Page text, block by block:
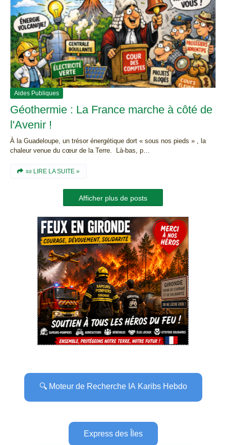
Aides Publiques
Géothermie : La France marche à côté de
l'Avenir !
À la Guadeloupe, un trésor énergétique dort « sous nos pieds » , la
chaleur venue du cœur de la Terre. Là-bas, p…
📜 LIRE LA SUITE »
Afficher plus de posts
🔍 Moteur de Recherche IA Karibs Hebdo
Express des Îles